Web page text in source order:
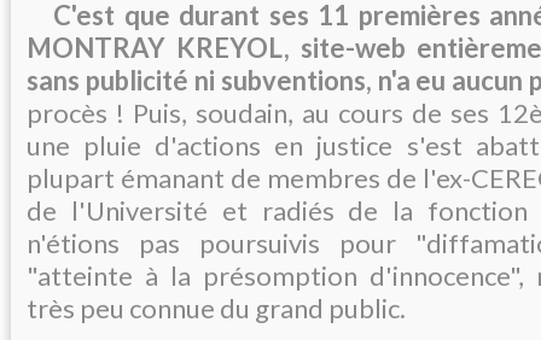
C'est que durant ses 11 premières
MONTRAY KREYOL, site-web
sans publicité ni subventions, n'a eu aucun
procès ! Puis, soudain, au cours de ses
une pluie d'actions en justice s'est
plupart émanant de membres de l'ex-
de l'Université et radiés de la fonction
n'étions pas poursuivis pour
"atteinte à la présomption d'innocence",
très peu connue du grand public.